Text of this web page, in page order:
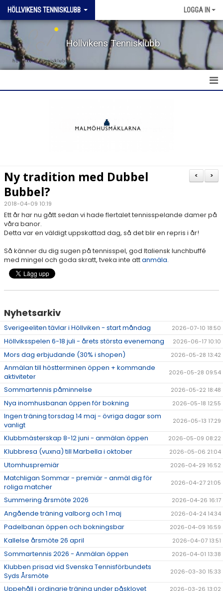
HÖLLVIKENS TENNISKLUBB LOGGA IN
Höllvikens Tennisklubb
TERMINSTRÄNING HT & VT
TRÄNING SOMMAR
AKTIVITETER & LÄGER
SERIESPEL & TÄVLINGAR
TENNISSHOP
PADEL
GRUSBANORNA
SPONSORER & SAMARBETSPARTNERS
AKTUELLT/SOCIAL MEDIA
DOKUMENT
ÖPETTIDER SOMMAR
>
<
Ny tradition med Dubbel
Bubbel?
2018-04-09 10:19
Ett år har nu gått sedan vi hade flertalet tennisspelande damer på
våra banor.
Detta var en väldigt uppskattad dag, så det blir en repris i år!
Så känner du dig sugen på tennisspel, god Italiensk lunchbuffé
med mingel och goda skratt, tveka inte attanmäla.
Nyhetsarkiv
Sverigeeliten tävlar i Höllviken - start måndag 2026-07-10 18:50
Höllviksspelen 6-18 juli - årets största evenemang 2026-06-17 10:10
Mors dag erbjudande (30% i shopen) 2026-05-28 13:42
Anmälan till höstterminen öppen + kommande
aktiviteter
2026-05-28 09:54
Sommartennis påminnelse 2026-05-22 18:48
Nya inomhusbanan öppen för bokning 2026-05-18 12:55
Ingen träning torsdag 14 maj - övriga dagar som
vanligt
2026-05-13 17:29
Klubbmästerskap 8-12 juni - anmälan öppen 2026-05-09 08:22
Klubbresa (vuxna) till Marbella i oktober 2026-05-06 21:04
Utomhuspremiär 2026-04-29 16:52
Matchligan Sommar - premiär - anmäl dig för
roliga matcher
2026-04-27 21:05
Summering årsmöte 2026 2026-04-26 16:17
Angående träning valborg och 1 maj 2026-04-24 14:34
Padelbanan öppen och bokningsbar 2026-04-09 16:59
Kallelse årsmöte 26 april 2026-04-07 13:51
Sommartennis 2026 - Anmälan öppen 2026-04-01 13:38
Klubben prisad vid Svenska Tennisförbundets
Syds Årsmöte
2026-03-30 15:33
Uppehåll i ordinarie träning under påsklovet 2026-03-26 13:02